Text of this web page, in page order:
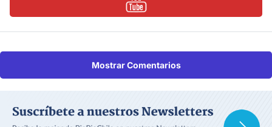
Mostrar Comentarios